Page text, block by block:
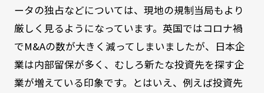
ータの独占などについては、現地の規制当局もより
厳しく見るようになっています。英国ではコロナ禍
でM&Aの数が大きく減ってしまいましたが、日本企
業は内部留保が多く、むしろ新たな投資先を探す企
業が増えている印象です。とはいえ、例えば投資先